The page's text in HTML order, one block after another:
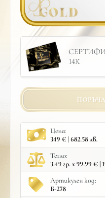
14К
Цена:
349 € | 682.58 лв.
Тегло:
3.49 гр. x 99.99 € |
Артикулен код:
Б-278